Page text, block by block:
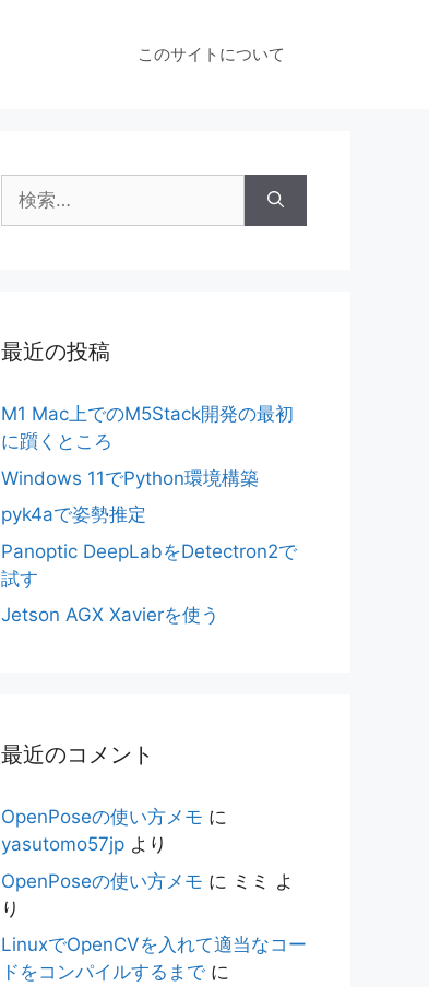
このサイトについて
索:
最近の投稿
M1 Mac上でのM5Stack開発の最初
に躓くところ
Windows 11でPython環境構築
pyk4aで姿勢推定
Panoptic DeepLabをDetectron2で
試す
Jetson AGX Xavierを使う
最近のコメント
OpenPoseの使い方メモ に
yasutomo57jp より
OpenPoseの使い方メモ に ミミ よ
り
LinuxでOpenCVを入れて適当なコー
ドをコンパイルするまで に